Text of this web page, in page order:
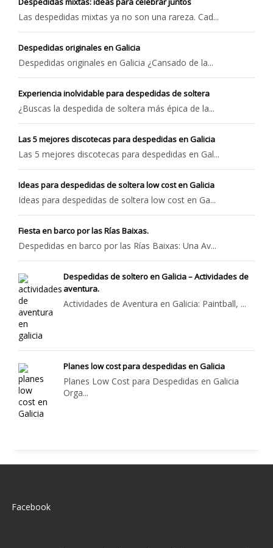
Las despedidas mixtas ya no son una rareza. Cad...
Despedidas originales en Galicia
Despedidas originales en Galicia ¿Cansado de la...
Experiencia inolvidable para despedidas de soltera
¿Buscas la despedida de soltera más épica de la...
Las 5 mejores discotecas para despedidas en Galicia
Las 5 mejores discotecas para despedidas en Gal...
Ideas para despedidas de soltera low cost en Galicia
Ideas para despedidas de soltera low cost en Ga...
Fiesta en barco por las Rías Baixas.
Despedidas en barco por las Rías Baixas: Una Av...
Despedidas de soltero en Galicia – Actividades de
aventura.
Actividades de Aventura en Galicia: Paintball, ...
Planes low cost para despedidas en Galicia
Planes Low Cost para Despedidas en Galicia
Orga...
Facebook